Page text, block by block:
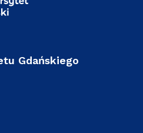
Gdańskiego